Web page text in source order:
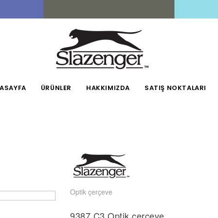
ÜRÜNLER HAKKIMIZDA SATIŞ NOKTALARI
Optik çerçeve
9387.C3 Optik çerçeve